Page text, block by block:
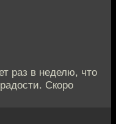
раз в неделю, что
Скоро